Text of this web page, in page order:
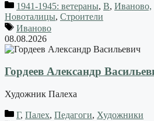
1941-1945: ветераны, В, Иваново,
Новоталицы, Строители
Иваново
08.08.2026
Гордеев Александр
Художник Палеха
Г, Палех, Педагоги, Художники